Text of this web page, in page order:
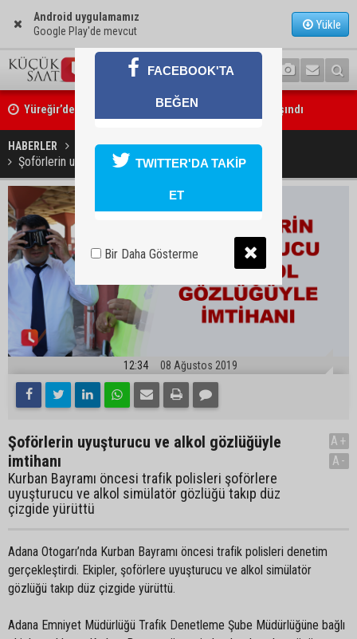
Android uygulamamız
Google Play'de mevcut
Yükle
Yüreğir’de başkan vekilliği seçimi yeniden yargıya taşındı
Adanalı sanatçıdan üzücü haber: Konserlerine ara verdi
HABERLER GÜNDEM
Şoförlerin uyuşturucu ve alkol gözlüğüyle imtihanı
12:34 08 Ağustos 2019
Şoförlerin uyuşturucu ve alkol gözlüğüyle
imtihanı
Kurban Bayramı öncesi trafik polisleri şoförlere
uyuşturucu ve alkol simülatör gözlüğü takıp düz
çizgide yürüttü
A+
A-
Adana Otogarı’nda Kurban Bayramı öncesi trafik polisleri denetim
gerçekleştirdi. Ekipler, şoförlere uyuşturucu ve alkol simülatör
gözlüğü takıp düz çizgide yürüttü.
Adana Emniyet Müdürlüğü Trafik Denetleme Şube Müdürlüğüne bağlı
FACEBOOK'TA
BEĞEN
TWITTER'DA TAKİP
ET
Bir Daha Gösterme